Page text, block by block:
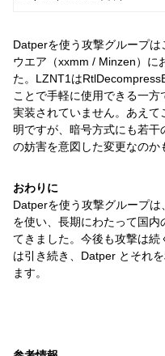
Datperを使う攻撃グループ
ウエア（xxmm / Minzen）に
た。LZNT1は
ことで手軽に使用できる一
実装されていません。あえ
明ですが、暗号方式にも若
の妨害を意図した変更なのか
おわりに
Datperを使う攻撃グループ
を使い、長期にわたって国
てきました。今後も攻撃は
は引き続き、Datper とそれ
ます。